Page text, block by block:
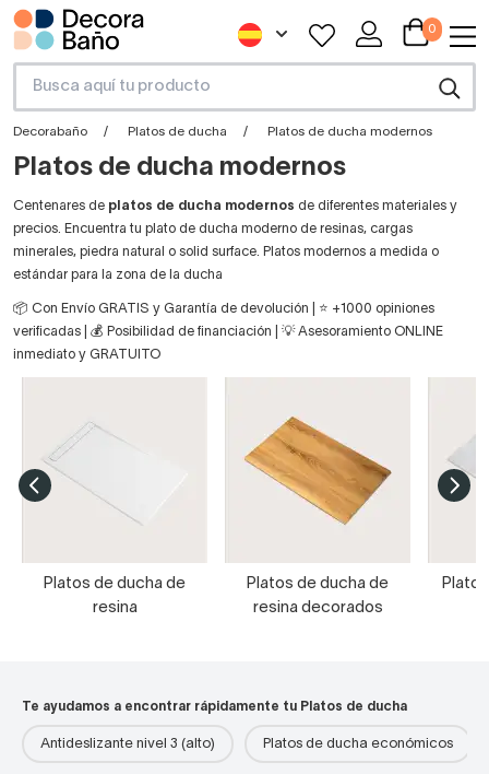
0
Decorabaño Platos de ducha Platos de ducha modernos
Platos de ducha modernos
Centenares de platos de ducha modernos de diferentes materiales y
precios. Encuentra tu plato de ducha moderno de resinas, cargas
minerales, piedra natural o solid surface. Platos modernos a medida o
estándar para la zona de la ducha
📦 Con Envío GRATIS y Garantía de devolución | ⭐ +1000 opiniones
verificadas | 💰 Posibilidad de financiación | 💡 Asesoramiento ONLINE
inmediato y GRATUITO
Platos de ducha de
resina
Platos de ducha de
resina decorados
Te ayudamos a encontrar rápidamente tu Platos de ducha
Antideslizante nivel 3 (alto) Platos de ducha económicos